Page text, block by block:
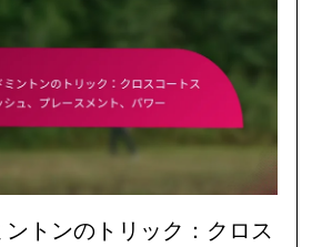
トンのトリック：クロス